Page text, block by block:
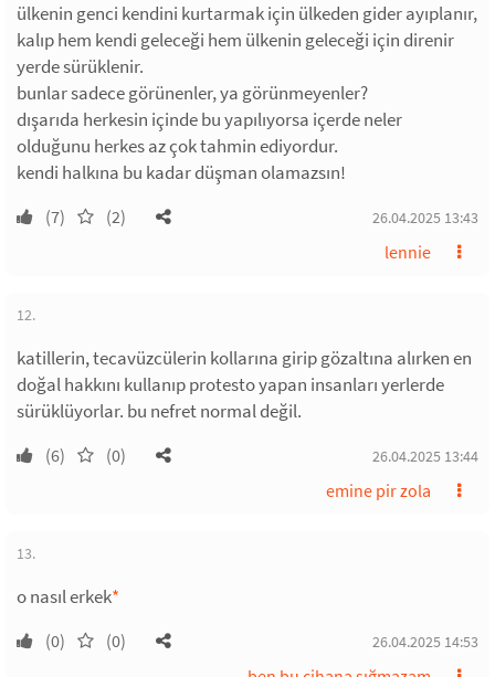
ülkenin genci kendini kurtarmak için ülkeden gider ayıplanır,
kalıp hem kendi geleceği hem ülkenin geleceği için direnir
yerde sürüklenir.
bunlar sadece görünenler, ya görünmeyenler?
dışarıda herkesin içinde bu yapılıyorsa içerde neler
olduğunu herkes az çok tahmin ediyordur.
kendi halkına bu kadar düşman olamazsın!
(7) (2) 26.04.2025 13:43
lennie
12.
katillerin, tecavüzcülerin kollarına girip gözaltına alırken en
doğal hakkını kullanıp protesto yapan insanları yerlerde
sürüklüyorlar. bu nefret normal değil.
(6) (0) 26.04.2025 13:44
emine pir zola
13.
o nasıl erkek*
(0) (0) 26.04.2025 14:53